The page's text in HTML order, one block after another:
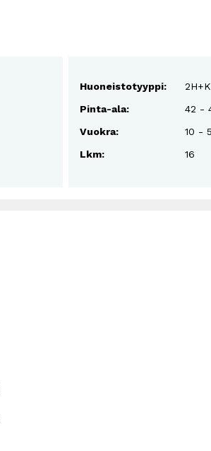
Huoneistotyyppi:
2H+K
Pinta-ala:
42 -
Vuokra:
10 -
Lkm:
16